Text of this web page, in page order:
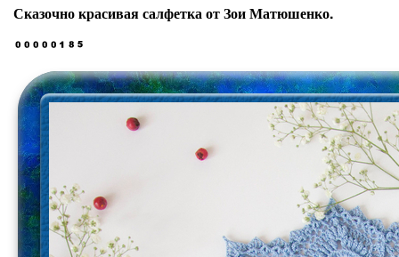
Сказочно красивая салфетка от Зои Матюшенко.